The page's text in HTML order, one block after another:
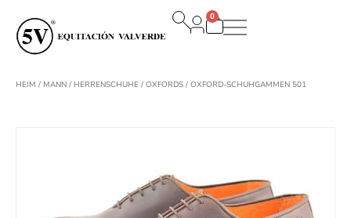
Inhalt
springen
0
Warenkorb
HEIM / MANN / HERRENSCHUHE / OXFORDS / OXFORD-SCHUHGAMMEN 501